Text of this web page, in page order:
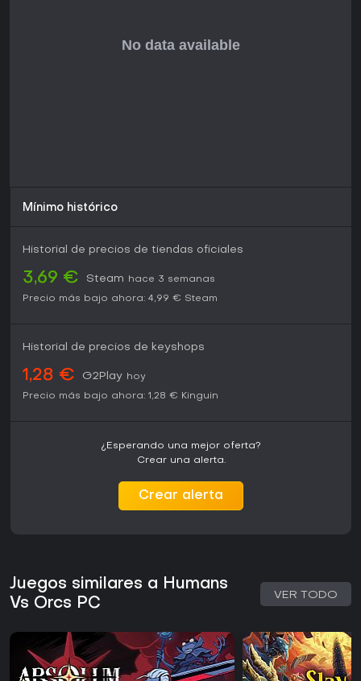
- Survive escalating waves featuring epic bosses and
Mínimo histórico
Historial de precios de tiendas oficiales
3,69 € Steam
hace 3 semanas
Precio más bajo ahora: 4,99 € Steam
Historial de precios de keyshops
1,28 € G2Play hoy
Precio más bajo ahora: 1,28 € Kinguin
¿Esperando una mejor oferta?
Crear una alerta.
Crear alerta
Juegos similares a Humans
Vs Orcs PC
VER TODO